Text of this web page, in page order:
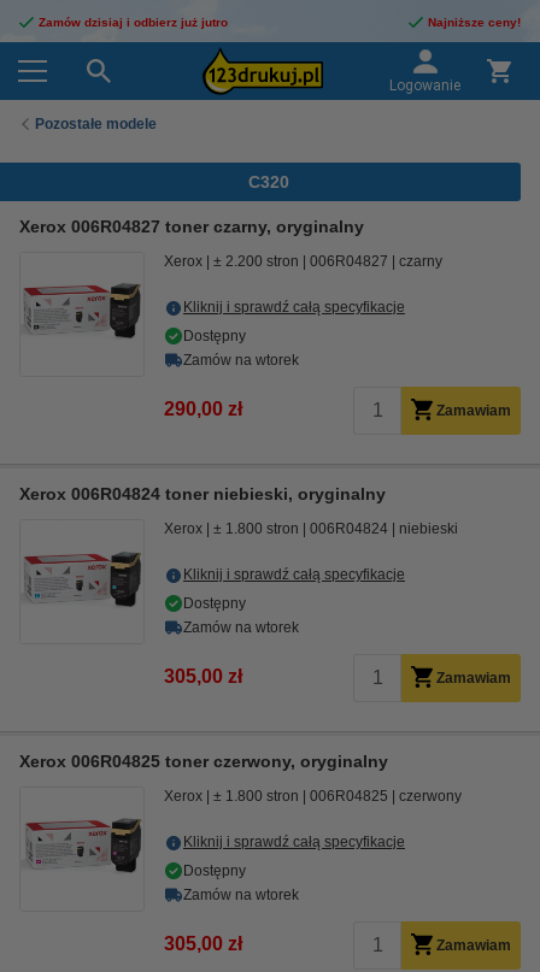
Zamów dzisiaj i odbierz już jutro Najniższe ceny!
Logowanie
Pozostałe modele
C320
Xerox 006R04827 toner czarny, oryginalny
Xerox ± 2.200 stron 006R04827 czarny
Kliknij i sprawdź całą specyfikacje
Dostępny
Zamów na wtorek
290,00 zł Zamawiam
Xerox 006R04824 toner niebieski, oryginalny
Xerox ± 1.800 stron 006R04824 niebieski
Kliknij i sprawdź całą specyfikacje
Dostępny
Zamów na wtorek
305,00 zł Zamawiam
Xerox 006R04825 toner czerwony, oryginalny
Xerox ± 1.800 stron 006R04825 czerwony
Kliknij i sprawdź całą specyfikacje
Dostępny
Zamów na wtorek
305,00 zł Zamawiam